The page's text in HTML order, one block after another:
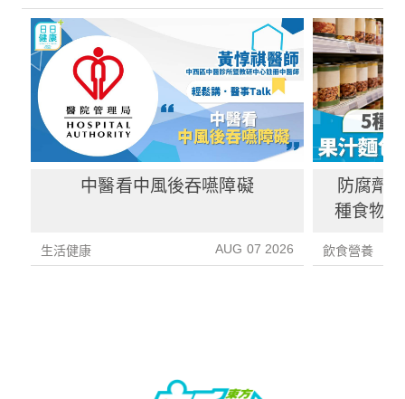
中醫看中風後吞嚥障礙
生活健康 AUG 07 2026
防腐劑
種食物
飲食營養